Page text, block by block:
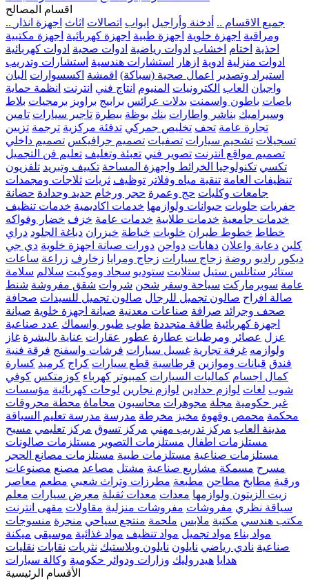
اقسام المصالح
.. جميع الاقسام .. أدخنة وأراجيل ابواب اتصالات اثاث اجهزة انذار
ومراقبة اجهزة خلوية اجهزة طبية اجهزة كهربائية اجهزة مكتبية
احذية اختام اخشاب ادوات رياضية ادوات صحية ادوات كهربائية
ادوات منزلية ادوية ازهار استشارات هندسية استشارات وتدريب
استيراد وتصدير
اعمال صحية (سباكة) اقمشة اكسسوارات البان
واجبان العاب الكترونيات المنيوم انتاج فني انترنت انظمة حماية
باصات باطون واسمنت بدلات عرائس برابيج براويز برمجيات بلاط
وسيراميك بناشر واطارات بنك بوظة بيطرة تاجير سيارات تامين
تجارة عامة تحف تخليص جمركي تدفئة مركزية ترجمة تزيين
تسجيلات تشحيم سيارات تصفيات تصميم جرافيكس تصميم داخلي
تصميم مواقع انترنت تصوير فني تعبئة وتغليف تعليم فن التجميل
تكسي تكنولوجيا الخرائط واجهزة المساحة تكييف وتبريد تلفزيون
تنظيفات العامة تنقية مياه وفلاتر توظيف ثريات ثلاجات ومجمدات
جامعات وكليات حج وعمرة حجر ورخام حديد وحدادة حضانة
حفريات حلويات حيوانات ولوازمها خدمات اكاديمية خدمات تنظيف
خدمات جامعية خدمات طلابية خدمات عامة خزف خضار وفواكه
خطاط خطوط طيران خلويات خياطة خيزران دباغة الجلود دراي
كلين دعاية واعلان دهانات دواجن دورات صيانة اجهزة خلوية دي جي
ديكور راديو روضة زجاج سيارات زجاج ومرايا زخارف زراعة ساعات
ستائر ستانلس ستيل ستلايت ستوديو سجاد وموكيت سلالم سلامة
عامة سوبرماركت سياحة وسفر شحن شروات شقق مفروشة شنط
صالة افراح صالون تجميل للرجال صالون تجميل للسيدات صحافة
صحف وجرائد صرافة صناعات معدنية صيانة اجهزة خلوية صيانة
اجهزة كهربائية طاقة متجددة طوب طيور واسماك عدد صناعية
عزل عصائر ومرطبات عطارة عطور عقارات عناية بالبشرة غاز
ولوازمه غرفة تجارية غسيل سيارات فرشات واسفنج فرقة فنية
فندق قبانات وموازين قرطاسية قطع سيارات كراج كرميد كسارة
كمال اجسام كماليات السيارات كمبيوتر كهرباء كوزمتكس كوفي
شوب لغات لوازم حدادين لوازم نجارين لوحات كهربائية مؤسسات
غير حكومية مجلة مجوهرات محاسبون محاماة محطة محروقات
محكمة محمص وقهوة مخبز مخرطة مدرسة مدرسة تعليم السياقة
مدينة العاب مركز تدريب مهني مركز تسوق مركز تعليمي مسبح
مستلزمات اطفال مستلزمات التصوير مستلزمات صالونات
مستلزمات صناعية مستلزمات طبية مستلزمات مصانع الحجر
مسرح مسمكة مشاريع صناعية مشتل مصاعد مصنع مصنوعات
ورقية مطابخ مطاحن مطبعة مطرزات وتراث شعبي مطعم معاصر
زيت الزيتون ولوازمها معدات معدات ثقيلة معرض سيارات معلم
سياقة نظري مفروشات مفروشات منزلية مقاولات مقهى انترنت
مكتب هندسي مكتبة ملابس ملحمة منتجع سياحي منجرة منسوجات
مواد بناء مواد تجميل مواد تنظيف مواد غذائية موسيقى ميكنة
صناعية نادي رياضي نايلون نايلون وبلاستيك نثريات نقابات نقليات
هدايا هيدروليك وزارات ودوائر حكومية وكالة سيارات
الأقسام الرئيسية